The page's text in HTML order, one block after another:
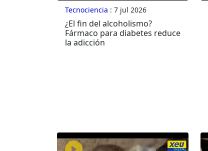
Tecnociencia : 7 jul 2026
¿El fin del alcoholismo?
Fármaco para diabetes reduce
la adicción